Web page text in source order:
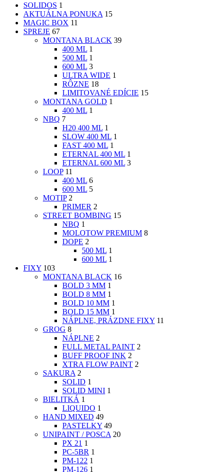
SOLIDOS 1
AKTUÁLNA PONUKA 15
MAGIC BOX 11
SPREJE 67
MONTANA BLACK 39
400 ML 1
500 ML 1
600 ML 3
ULTRA WIDE 1
RÔZNE 18
LIMITOVANÉ EDÍCIE 15
MONTANA GOLD 1
400 ML 1
NBQ 7
H20 400 ML 1
SLOW 400 ML 1
FAST 400 ML 1
ETERNAL 400 ML 1
ETERNAL 600 ML 3
LOOP 11
400 ML 6
600 ML 5
MOTIP 2
PRIMER 2
STREET BOMBING 15
NBQ 1
MOLOTOW PREMIUM 8
DOPE 2
500 ML 1
600 ML 1
FIXY 103
MONTANA BLACK 16
BOLD 3 MM 1
BOLD 8 MM 1
BOLD 10 MM 1
BOLD 15 MM 1
NÁPLNE, PRÁZDNE FIXY 11
GROG 8
NÁPLNE 2
FULL METAL PAINT 2
BUFF PROOF INK 2
XTRA FLOW PAINT 2
SAKURA 2
SOLID 1
SOLID MINI 1
BIELITKÁ 1
LIQUIDO 1
HAND MIXED 49
PASTELKY 49
UNIPAINT / POSCA 20
PX 21 1
PC-5BR 1
PM-122 1
PM-126 1